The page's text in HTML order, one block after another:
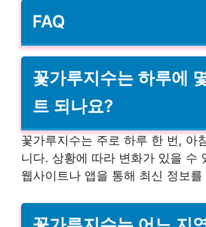
FAQ
꽃가루지수는 하루에
트 되나요?
꽃가루지수는 주로 하루 한 번, 아
니다. 상황에 따라 변화가 있을 수
웹사이트나 앱을 통해 최신 정보